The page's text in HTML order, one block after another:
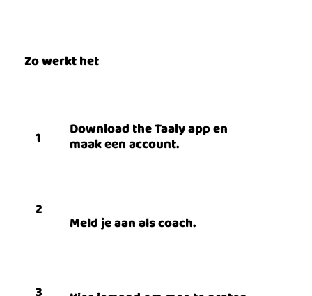
Zo werkt het
1 Download the Taaly app en
maak een account.
2
Meld je aan als coach.